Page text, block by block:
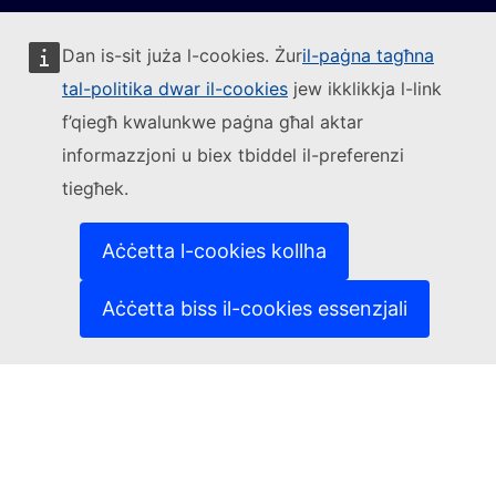
Dan is-sit juża l-cookies. Żuril-paġna tagħna
tal-politika dwar il-cookies jew ikklikkja l-link
f’qiegħ kwalunkwe paġna għal aktar
informazzjoni u biex tbiddel il-preferenzi
tiegħek.
Aċċetta l-cookies kollha
Aċċetta biss il-cookies essenzjali
Segwi lill-Kummissjoni Ewropea
Ikkuntattjana(Link esterna)
Irrapporta vulnerabbiltà tal-IT
Il-lingwi fuq is-siti web tagħna(Link esterna)
(Link esterna)
Politika ta’ privatezza
Avviż legali (Link esterna)